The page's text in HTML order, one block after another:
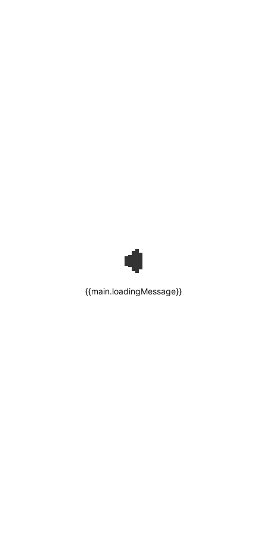
{{main.loadingMessage}}